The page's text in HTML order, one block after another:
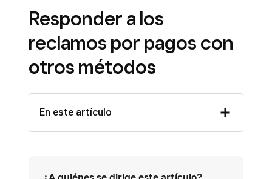
Responder a los
reclamos por pagos con
otros métodos
En este artículo